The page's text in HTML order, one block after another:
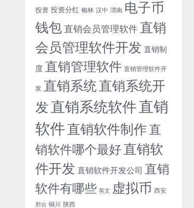
投资 投资分红 榆林 汉中 渭南 电子币
钱包 直销会员管理软件 直销
会员管理软件开发 直销制
度 直销管理软件 直销管理软件开
发 直销系统直销系统开
发直销系统软件直销
软件直销软件制作直
销软件哪个最好直销软
件开发 直销软件开发公司 直销
软件有哪些 英文 虚拟币 西安
邢台 铜川 陕西